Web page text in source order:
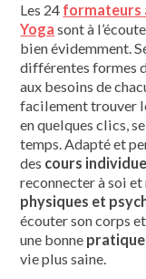
Les 24 formateurs
Yoga sont à
bien évidemment.
différentes formes
aux besoins de
facilement trouver
en quelques clics,
temps. Adapté et
des cours
reconnecter à soi
physiques et
écouter son corps
une bonne pratique
vie plus saine.